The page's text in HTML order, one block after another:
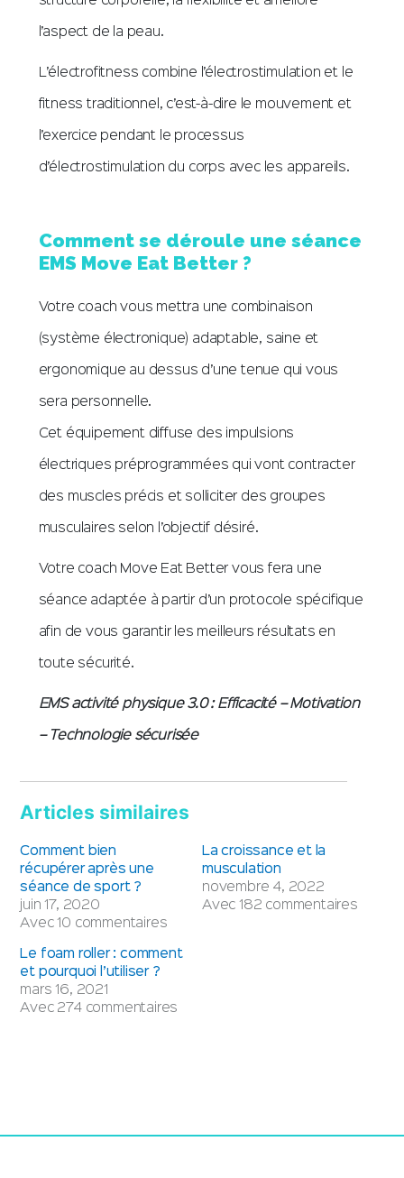
l’aspect de la peau.
L’électrofitness combine l’électrostimulation et le
fitness traditionnel, c’est-à-dire le mouvement et
l’exercice pendant le processus
d’électrostimulation du corps avec les appareils.
Comment se déroule une séance
EMS Move Eat Better ?
Votre coach vous mettra une combinaison
(système électronique) adaptable, saine et
ergonomique au dessus d’une tenue qui vous
sera personnelle.
Cet équipement diffuse des impulsions
électriques préprogrammées qui vont contracter
des muscles précis et solliciter des groupes
musculaires selon l’objectif désiré.
Votre coach Move Eat Better vous fera une
séance adaptée à partir d’un protocole spécifique
afin de vous garantir les meilleurs résultats en
toute sécurité.
EMS activité physique 3.0 : Efficacité – Motivation
– Technologie sécurisée
Articles similaires
Comment bien
récupérer après une
séance de sport ?
juin 17, 2020
Avec 10 commentaires
La croissance et la
musculation
novembre 4, 2022
Avec 182 commentaires
Le foam roller : comment
et pourquoi l’utiliser ?
mars 16, 2021
Avec 274 commentaires